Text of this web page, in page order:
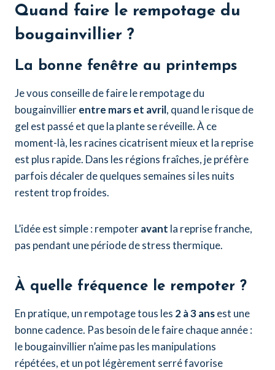
Quand faire le rempotage du
bougainvillier ?
La bonne fenêtre au printemps
Je vous conseille de faire le rempotage du
bougainvillierentre mars et avril, quand le risque de
gel est passé et que la plante se réveille. À ce
moment-là, les racines cicatrisent mieux et la reprise
est plus rapide. Dans les régions fraîches, je préfère
parfois décaler de quelques semaines si les nuits
restent trop froides.
L’idée est simple : rempoteravant la reprise franche,
pas pendant une période de stress thermique.
À quelle fréquence le rempoter ?
En pratique, un rempotage tous les 2 à 3 ansest une
bonne cadence. Pas besoin de le faire chaque année :
le bougainvillier n’aime pas les manipulations
répétées, et un pot légèrement serré favorise